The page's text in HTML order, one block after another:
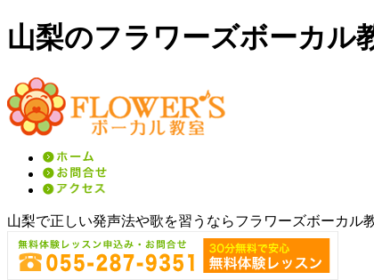
山梨のフラワーズボーカル
山梨で正しい発声法や歌を習うならフラワーズボーカル